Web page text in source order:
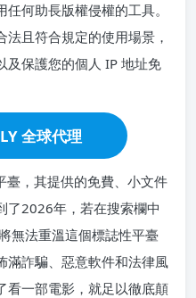
何助長版權侵權的工具。
且符合規定的使用場景，
及保護您的個人 IP 地址免
全球代理
臺，其提供的免費、小文件
了2026年，若在搜索欄中
無法重溫這個標誌性平臺
詐騙、惡意軟件和法律風
看一部電影，就足以徹底顛